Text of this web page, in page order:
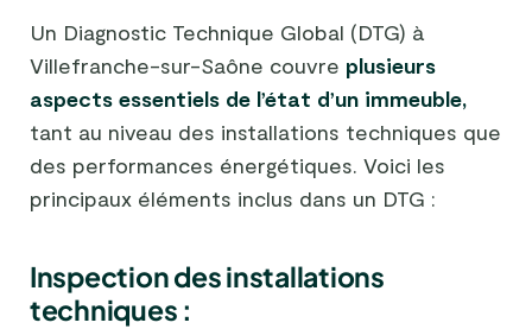
Un Diagnostic Technique Global (DTG) à
Villefranche-sur-Saône couvre plusieurs
aspects essentiels de l’état d’un immeuble,
tant au niveau des installations techniques que
des performances énergétiques. Voici les
principaux éléments inclus dans un DTG :
Inspection des installations
techniques :